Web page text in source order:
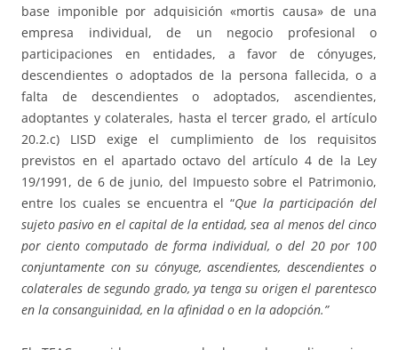
base imponible por adquisición «mortis causa» de una
empresa individual, de un negocio profesional o
participaciones en entidades, a favor de cónyuges,
descendientes o adoptados de la persona fallecida, o a
falta de descendientes o adoptados, ascendientes,
adoptantes y colaterales, hasta el tercer grado, el artículo
20.2.c) LISD exige el cumplimiento de los requisitos
previstos en el apartado octavo del artículo 4 de la Ley
19/1991, de 6 de junio, del Impuesto sobre el Patrimonio,
entre los cuales se encuentra el “Que la participación del
sujeto pasivo en el capital de la entidad, sea al menos del cinco
por ciento computado de forma individual, o del 20 por 100
conjuntamente con su cónyuge, ascendientes, descendientes o
colaterales de segundo grado, ya tenga su origen el parentesco
en la consanguinidad, en la afinidad o en la adopción.”